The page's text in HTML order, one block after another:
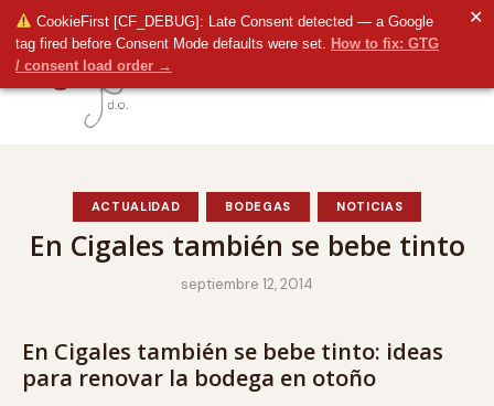
CookieFirst [CF_DEBUG]: Late Consent detected — a Google
tag fired before Consent Mode defaults were set. How to fix: GTG
/ consent load order →
✕
ACTUALIDAD BODEGAS NOTICIAS
En Cigales también se bebe tinto
septiembre 12, 2014
En Cigales también se bebe tinto: ideas
para renovar la bodega en otoño